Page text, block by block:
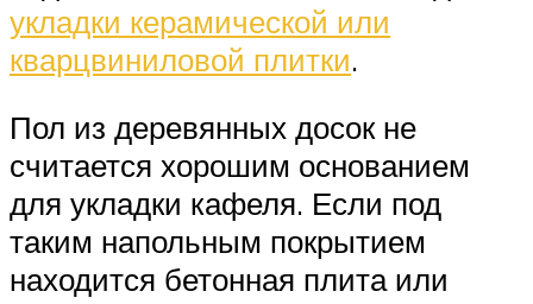
укладки керамической или
кварцвиниловой плитки.
Пол из деревянных досок не
считается хорошим основанием
для укладки кафеля. Если под
таким напольным покрытием
находится бетонная плита или